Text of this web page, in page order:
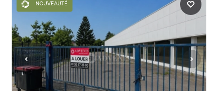
NOUVEAUTÉ